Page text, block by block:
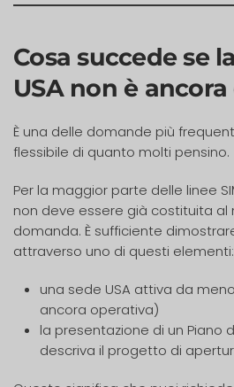
Cosa succede se
USA non è
È una delle domande più
flessibile di quanto molti pensino.
Per la maggior parte delle linee
non deve essere già costituita
domanda. È sufficiente
attraverso uno di questi elementi:
una sede USA attiva da
ancora operativa)
la presentazione di un Piano
descriva il progetto di